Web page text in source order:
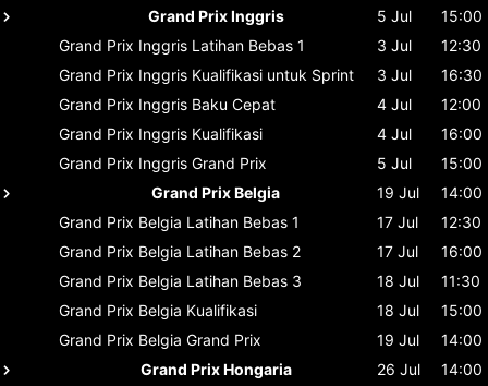
Grand Prix Inggris
5 Jul
15:00
Grand Prix Inggris Latihan Bebas 1 3 Jul
12:30
Grand Prix Inggris Kualifikasi untuk Sprint 3 Jul
16:30
Grand Prix Inggris Baku Cepat 4 Jul
12:00
Grand Prix Inggris Kualifikasi 4 Jul
16:00
Grand Prix Inggris Grand Prix 5 Jul
15:00
Grand Prix Belgia
19 Jul
14:00
Grand Prix Belgia Latihan Bebas 1 17 Jul
12:30
Grand Prix Belgia Latihan Bebas 2 17 Jul
16:00
Grand Prix Belgia Latihan Bebas 3 18 Jul
11:30
Grand Prix Belgia Kualifikasi 18 Jul
15:00
Grand Prix Belgia Grand Prix 19 Jul
14:00
Grand Prix Hongaria
26 Jul 14:00